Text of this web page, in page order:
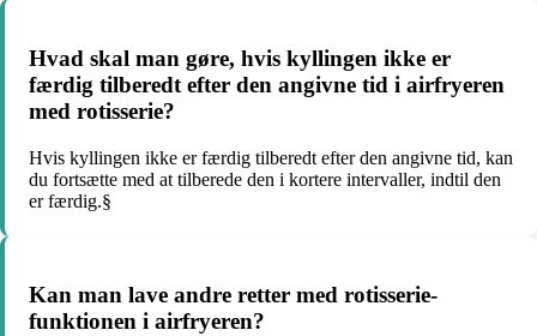
Hvad skal man gøre, hvis kyllingen ikke er
færdig tilberedt efter den angivne tid i airfryeren
med rotisserie?
Hvis kyllingen ikke er færdig tilberedt efter den angivne tid, kan
du fortsætte med at tilberede den i kortere intervaller, indtil den
er færdig.§
Kan man lave andre retter med rotisserie-
funktionen i airfryeren?